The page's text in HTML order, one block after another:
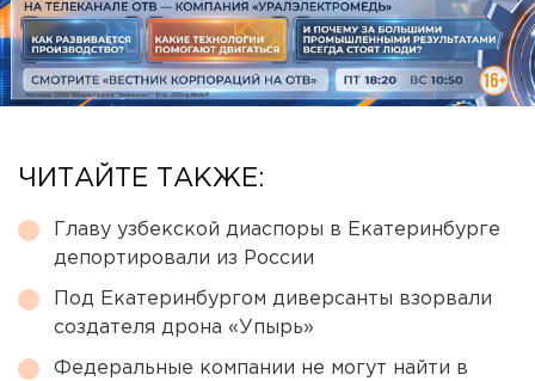
ЧИТАЙТЕ ТАКЖЕ:
Главу узбекской диаспоры в Екатеринбурге
депортировали из России
Под Екатеринбургом диверсанты взорвали
создателя дрона «Упырь»
Федеральные компании не могут найти в